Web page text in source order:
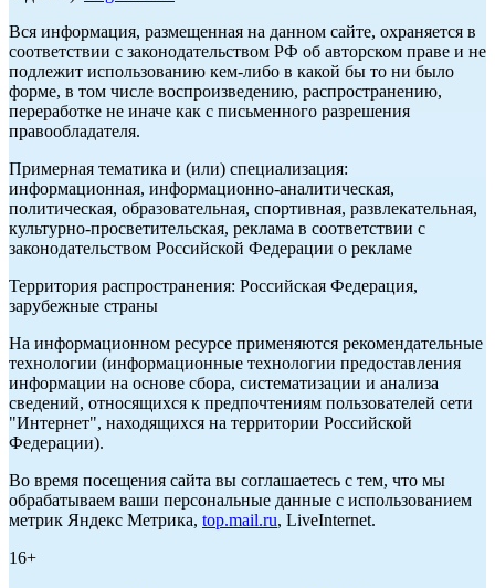
Вся информация, размещенная на данном сайте, охраняется в
соответствии с законодательством РФ об авторском праве и не
подлежит использованию кем-либо в какой бы то ни было
форме, в том числе воспроизведению, распространению,
переработке не иначе как с письменного разрешения
правообладателя.
Примерная тематика и (или) специализация:
информационная, информационно-аналитическая,
политическая, образовательная, спортивная, развлекательная,
культурно-просветительская, реклама в соответствии с
законодательством Российской Федерации о рекламе
Территория распространения: Российская Федерация,
зарубежные страны
На информационном ресурсе применяются рекомендательные
технологии (информационные технологии предоставления
информации на основе сбора, систематизации и анализа
сведений, относящихся к предпочтениям пользователей сети
"Интернет", находящихся на территории Российской
Федерации).
Во время посещения сайта вы соглашаетесь с тем, что мы
обрабатываем ваши персональные данные с использованием
метрик Яндекс Метрика, top.mail.ru, LiveInternet.
16+